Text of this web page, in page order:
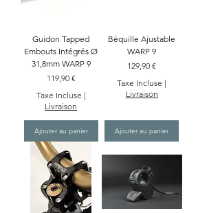
Guidon Tapped
Embouts Intégrés Ø
31,8mm WARP 9
Prix
119,90 €
Taxe Incluse |
Livraison
Ajouter au panier
Béquille Ajustable
WARP 9
Prix
129,90 €
Taxe Incluse |
Livraison
Ajouter au panier